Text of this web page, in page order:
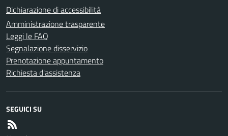
Dichiarazione di accessibilità
Amministrazione trasparente
Leggi le FAQ
Segnalazione disservizio
Prenotazione appuntamento
Richiesta d'assistenza
SEGUICI SU